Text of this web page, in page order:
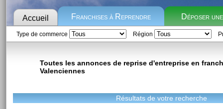
Accueil Franchises à Reprendre Déposer
Type de commerce Région
Toutes les annonces de reprise d'entreprise en
Valenciennes
Résultats de votre recherche